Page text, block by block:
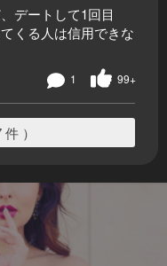
デートして1回目
くる人は信用できな
99+
1
）